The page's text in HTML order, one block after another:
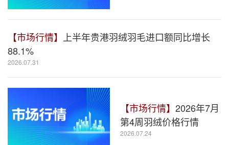
【市场行情】
上半年贵港羽绒羽毛进口额同比增长
88.1%
2026.07.31
【市场行情】 2026年7月
第4周羽绒价格行情
2026.07.24